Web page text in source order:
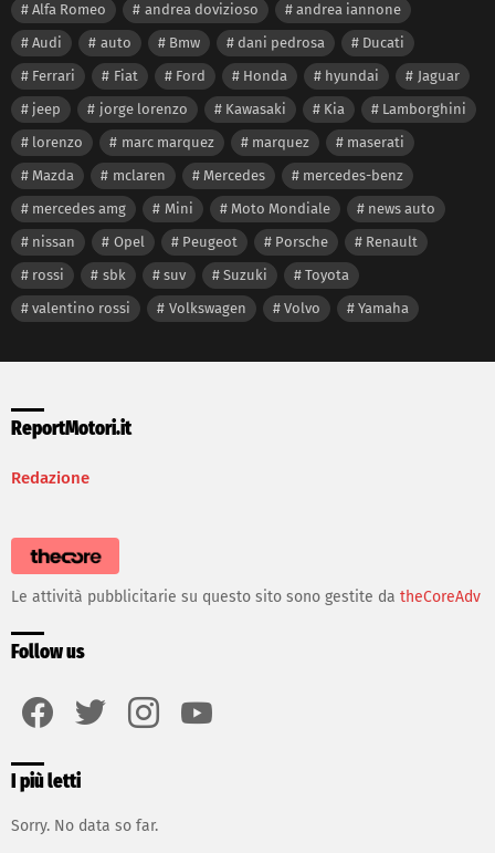
Alfa Romeo andrea dovizioso
andrea iannone
Audi
auto Bmw dani pedrosa
Ducati
Ferrari
Fiat Ford Honda hyundai
Jaguar
jeep
jorge lorenzo Kawasaki Kia
Lamborghini
lorenzo
marc marquez marquez
maserati
Mazda
mclaren Mercedes
mercedes-benz
mercedes amg
Mini Moto Mondiale
news auto
nissan
Opel Peugeot Porsche
Renault
rossi
sbk suv Suzuki
Toyota
valentino rossi
Volkswagen Volvo Yamaha
ReportMotori.it
Redazione
Le attività pubblicitarie su questo sito sono gestite da theCoreAdv
Follow us
I più letti
Sorry. No data so far.